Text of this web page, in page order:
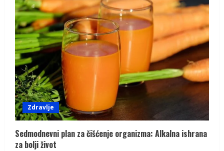
Zdravlje
Sedmodnevni plan za čišćenje organizma: Alkalna ishrana
za bolji život